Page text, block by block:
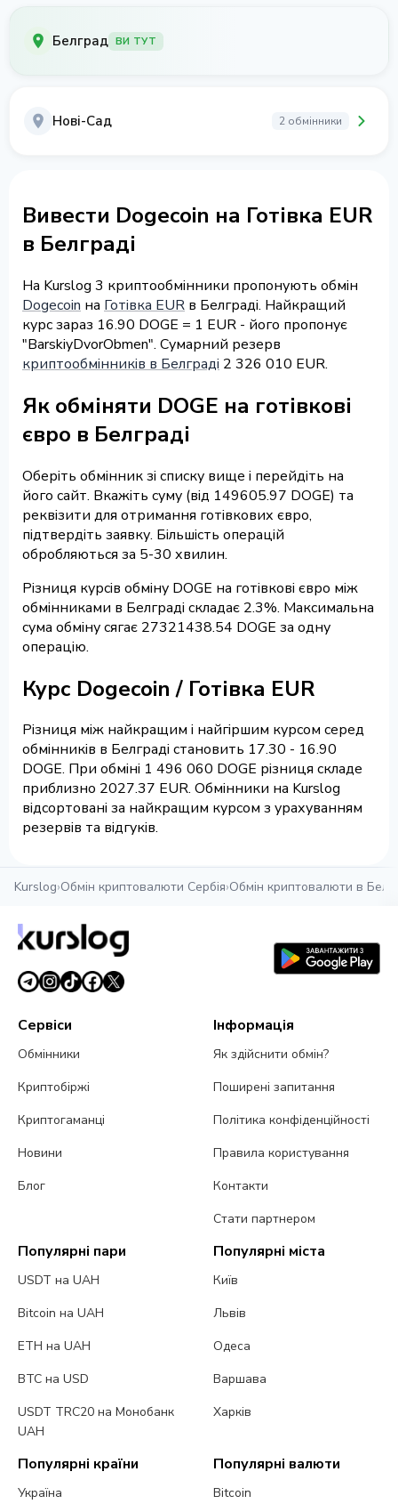
Белград ВИ ТУТ
Нові-Сад 2 обмінники
Вивести Dogecoin на Готівка EUR
в Белграді
На Kurslog 3 криптообмінники пропонують обмін
Dogecoin на Готівка EUR в Белграді. Найкращий
курс зараз 16.90 DOGE = 1 EUR - його пропонує
"BarskiyDvorObmen". Сумарний резерв
криптообмінників в Белграді 2 326 010 EUR.
Як обміняти DOGE на готівкові
євро в Белграді
Оберіть обмінник зі списку вище і перейдіть на
його сайт. Вкажіть суму (від 149605.97 DOGE) та
реквізити для отримання готівкових євро,
підтвердіть заявку. Більшість операцій
обробляються за 5-30 хвилин.
Різниця курсів обміну DOGE на готівкові євро між
обмінниками в Белграді складає 2.3%. Максимальна
сума обміну сягає 27321438.54 DOGE за одну
операцію.
Курс Dogecoin / Готівка EUR
Різниця між найкращим і найгіршим курсом серед
обмінників в Белграді становить 17.30 - 16.90
DOGE. При обміні 1 496 060 DOGE різниця складе
приблизно 2027.37 EUR. Обмінники на Kurslog
відсортовані за найкращим курсом з урахуванням
резервів та відгуків.
Kurslog›Обмін криптовалюти Сербія›Обмін криптовалюти в
Сервіси
Обмінники
Криптобіржі
Криптогаманці
Новини
Блог
Інформація
Як здійснити обмін?
Поширені запитання
Політика конфіденційності
Правила користування
Контакти
Стати партнером
Популярні пари
USDT на UAH
Bitcoin на UAH
ETH на UAH
BTC на USD
USDT TRC20 на Монобанк
UAH
Популярні міста
Київ
Львів
Одеса
Варшава
Харків
Популярні країни
Україна
Популярні валюти
Bitcoin